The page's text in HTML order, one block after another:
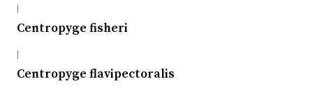
|
Centropyge fisheri
|
Centropyge flavipectoralis